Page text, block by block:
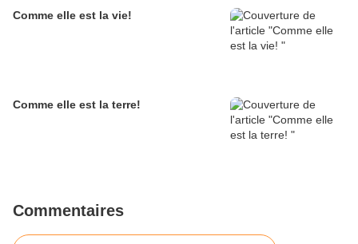
Comme elle est la vie!
Comme elle est la terre!
Commentaires